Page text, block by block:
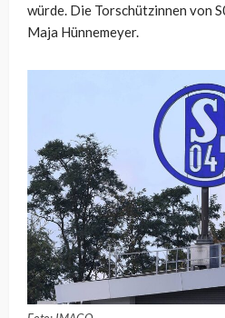
würde. Die Torschützinnen von
Maja Hünnemeyer.